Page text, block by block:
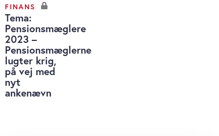
FINANS
Tema:
Pensionsmæglere
2023 –
Pensionsmæglerne
lugter krig,
på vej med
nyt
ankenævn